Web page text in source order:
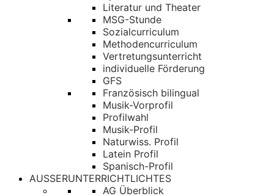
Literatur und Theater
MSG-Stunde
Sozialcurriculum
Methodencurriculum
Vertretungsunterricht
individuelle Förderung
GFS
Französisch bilingual
Musik-Vorprofil
Profilwahl
Musik-Profil
Naturwiss. Profil
Latein Profil
Spanisch-Profil
AUSSERUNTERRICHTLICHTES
AG Überblick